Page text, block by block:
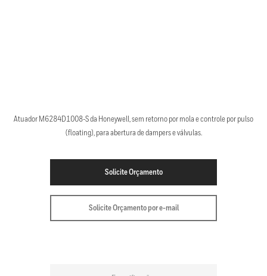
Atuador M6284D1008-S da Honeywell, sem retorno por mola e controle por pulso
(floating), para abertura de dampers e válvulas.
Solicite Orçamento
Solicite Orçamento por e-mail